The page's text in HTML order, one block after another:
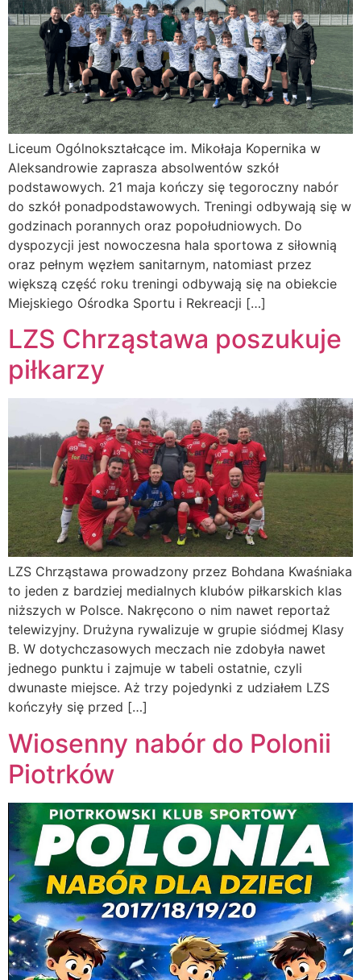
Liceum Ogólnokształcące im. Mikołaja Kopernika w
Aleksandrowie zaprasza absolwentów szkół
podstawowych. 21 maja kończy się tegoroczny nabór
do szkół ponadpodstawowych. Treningi odbywają się w
godzinach porannych oraz popołudniowych. Do
dyspozycji jest nowoczesna hala sportowa z siłownią
oraz pełnym węzłem sanitarnym, natomiast przez
większą część roku treningi odbywają się na obiekcie
Miejskiego Ośrodka Sportu i Rekreacji […]
LZS Chrząstawa poszukuje
piłkarzy
LZS Chrząstawa prowadzony przez Bohdana Kwaśniaka
to jeden z bardziej medialnych klubów piłkarskich klas
niższych w Polsce. Nakręcono o nim nawet reportaż
telewizyjny. Drużyna rywalizuje w grupie siódmej Klasy
B. W dotychczasowych meczach nie zdobyła nawet
jednego punktu i zajmuje w tabeli ostatnie, czyli
dwunaste miejsce. Aż trzy pojedynki z udziałem LZS
kończyły się przed […]
Wiosenny nabór do Polonii
Piotrków